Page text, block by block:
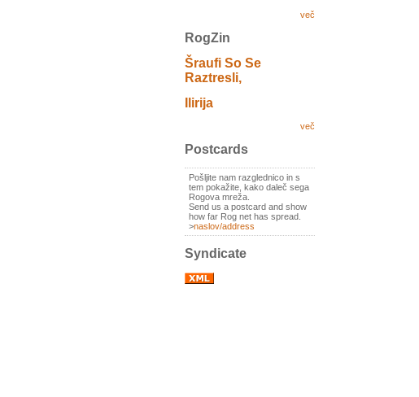
več
RogZin
Šraufi So Se
Raztresli,
Ilirija
več
Postcards
Pošljite nam razglednico in s
tem pokažite, kako daleč sega
Rogova mreža.
Send us a postcard and show
how far Rog net has spread.
>naslov/address
Syndicate